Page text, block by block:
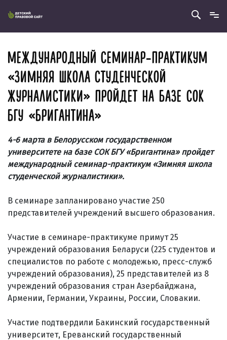
МЕЖДУНАРОДНЫЙ СЕМИНАР-ПРАКТИКУМ
«ЗИМНЯЯ ШКОЛА СТУДЕНЧЕСКОЙ
ЖУРНАЛИСТИКИ» ПРОЙДЕТ НА БАЗЕ СОК
БГУ «БРИГАНТИНА»
4-6 марта в Белорусском государственном
университете на базе СОК БГУ «Бригантина» пройдет
международный семинар-практикум «Зимняя школа
студенческой журналистики».
В семинаре запланировано участие 250
представителей учреждений высшего образования.
Участие в семинаре-практикуме примут 25
учреждений образования Беларуси (225 студентов и
специалистов по работе с молодежью, пресс-служб
учреждений образования), 25 представителей из 8
учреждений образования стран Азербайджана,
Армении, Германии, Украины, России, Словакии.
Участие подтвердили Бакинский государственный
университет, Ереванский государственный